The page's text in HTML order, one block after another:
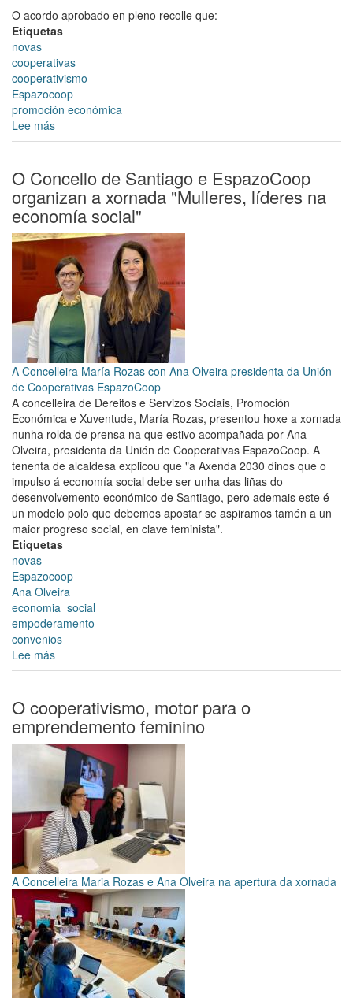
O acordo aprobado en pleno recolle que:
Etiquetas
novas
cooperativas
cooperativismo
Espazocoop
promoción económica
Lee más
O
aproba
unha
declaración
institucional
polo
Ano
Internacional
das
Cooperativas
2025
O Concello de Santiago e EspazoCoop
organizan a xornada "Mulleres, líderes na
economía social"
A Concelleira María Rozas con Ana Olveira presidenta da Unión
de Cooperativas EspazoCoop
A concelleira de Dereitos e Servizos Sociais, Promoción
Económica e Xuventude, María Rozas, presentou hoxe a xornada
nunha rolda de prensa na que estivo acompañada por Ana
Olveira, presidenta da Unión de Cooperativas EspazoCoop. A
tenenta de alcaldesa explicou que "a Axenda 2030 dinos que o
impulso á economía social debe ser unha das liñas do
desenvolvemento económico de Santiago, pero ademais este é
un modelo polo que debemos apostar se aspiramos tamén a un
maior progreso social, en clave feminista".
Etiquetas
novas
Espazocoop
Ana Olveira
economia_social
empoderamento
convenios
Lee más
O
de
Santiago
e
EspazoCoop
organizan
a
xornada
"Mulleres,
líderes
na
economía
social"
O cooperativismo, motor para o
emprendemento feminino
A Concelleira Maria Rozas e Ana Olveira na apertura da xornada